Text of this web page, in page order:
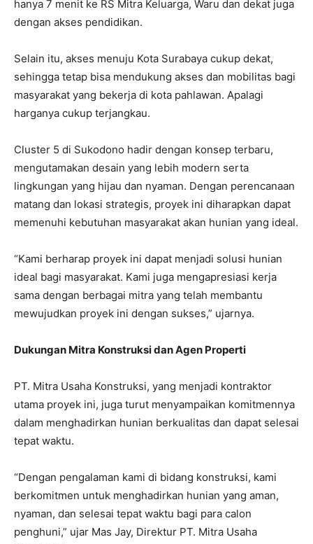
hanya 7 menit ke RS Mitra Keluarga, Waru dan dekat juga
dengan akses pendidikan.
Selain itu, akses menuju Kota Surabaya cukup dekat,
sehingga tetap bisa mendukung akses dan mobilitas bagi
masyarakat yang bekerja di kota pahlawan. Apalagi
harganya cukup terjangkau.
Cluster 5 di Sukodono hadir dengan konsep terbaru,
mengutamakan desain yang lebih modern serta
lingkungan yang hijau dan nyaman. Dengan perencanaan
matang dan lokasi strategis, proyek ini diharapkan dapat
memenuhi kebutuhan masyarakat akan hunian yang ideal.
“Kami berharap proyek ini dapat menjadi solusi hunian
ideal bagi masyarakat. Kami juga mengapresiasi kerja
sama dengan berbagai mitra yang telah membantu
mewujudkan proyek ini dengan sukses,” ujarnya.
Dukungan Mitra Konstruksi dan Agen Properti
PT. Mitra Usaha Konstruksi, yang menjadi kontraktor
utama proyek ini, juga turut menyampaikan komitmennya
dalam menghadirkan hunian berkualitas dan dapat selesai
tepat waktu.
“Dengan pengalaman kami di bidang konstruksi, kami
berkomitmen untuk menghadirkan hunian yang aman,
nyaman, dan selesai tepat waktu bagi para calon
penghuni,” ujar Mas Jay, Direktur PT. Mitra Usaha